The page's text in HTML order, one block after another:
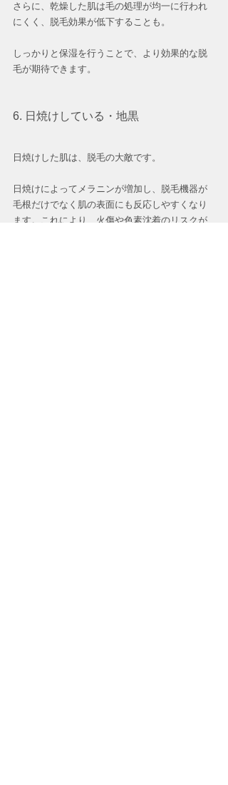
さらに、乾燥した肌は毛の処理が均一に行われ
にくく、脱毛効果が低下することも。
しっかりと保湿を行うことで、より効果的な脱
毛が期待できます。
6. 日焼けしている・地黒
日焼けした肌は、脱毛の大敵です。
日焼けによってメラニンが増加し、脱毛機器が
毛根だけでなく肌の表面にも反応しやすくなり
ます。これにより、火傷や色素沈着のリスクが